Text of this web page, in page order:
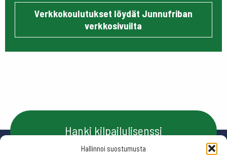
Hallinnoi suostumusta
Verkkokoulutukset löydät Junnufriban
verkkosivuilta
Hanki kilpailulisenssi